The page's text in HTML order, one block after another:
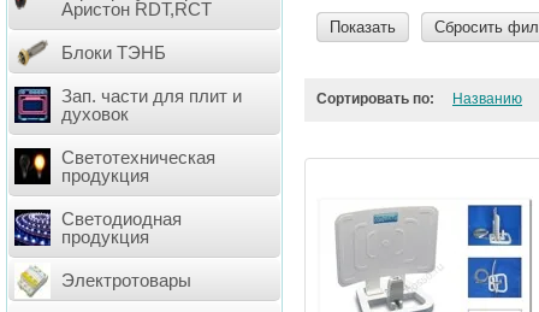
Аристон RDT,RCT
Блоки ТЭНБ
Зап. части для плит и
духовок
Светотехническая
продукция
Светодиодная
продукция
Электротовары
Показать Сбросить
Сортировать по: Названию